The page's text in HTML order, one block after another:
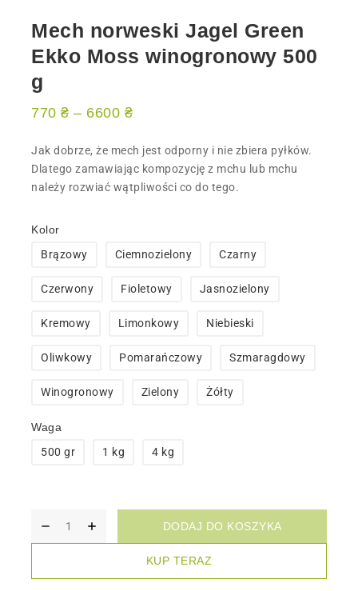
Mech norweski Jagel Green
Ekko Moss winogronowy 500
g
770 ₴ – 6600 ₴
Jak dobrze, że mech jest odporny i nie zbiera pyłków.
Dlatego zamawiając kompozycję z mchu lub mchu
należy rozwiać wątpliwości co do tego.
Kolor
Brązowy
Ciemnozielony Czarny
Czerwony Fioletowy Jasnozielony
Kremowy Limonkowy Niebieski
Oliwkowy Pomarańczowy Szmaragdowy
Winogronowy Zielony Żółty
Waga
500 gr
1 kg 4 kg
DODAJ DO KOSZYKA
KUP TERAZ